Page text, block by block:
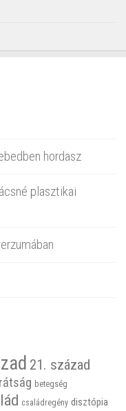
hordasz
plasztikai
21. század
betegség
családregény disztópia